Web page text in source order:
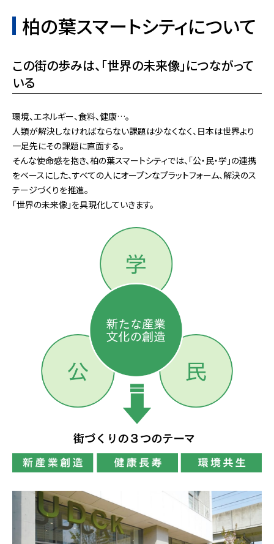
柏の葉スマートシティについて
この街の歩みは、「世界の未来像」につながって
いる
環境、エネルギー、⾷料、健康…。
人類が解決しなければならない課題は少なくなく、⽇本は世界より
⼀⾜先にその課題に直面する。
そんな使命感を抱き、柏の葉スマートシティでは、「公・⺠・学」の連携
をベースにした、すべての人にオープンなプラットフォーム、解決のス
テージづくりを推進。
「世界の未来像」を具現化していきます。